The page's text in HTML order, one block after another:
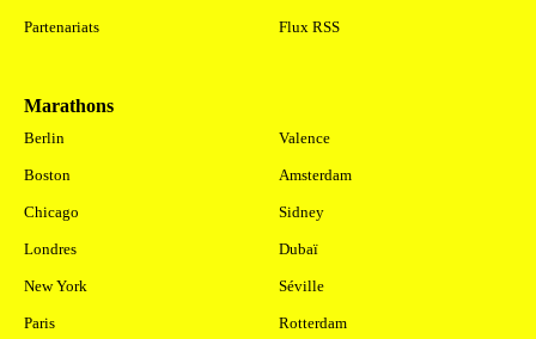
Partenariats Flux RSS
Marathons
Berlin
Boston
Chicago
Londres
New York
Paris
Valence
Amsterdam
Sidney
Dubaï
Séville
Rotterdam